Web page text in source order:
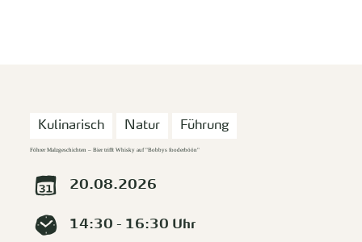
Kulinarisch Natur Führung
Föhrer Malzgeschichten – Bier trifft Whisky auf "Bobbys fooderböön"
20.08.2026
14:30 - 16:30 Uhr